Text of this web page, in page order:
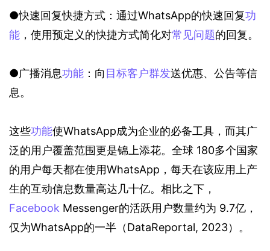
●快速回复快捷方式：通过WhatsApp的快速回复功
能 ，使用预定义的快捷方式简化对常见问题的回复。
●广播消息功能 ：向 目标客户群发送优惠、公告等信
息。
这些功能使WhatsApp成为企业的必备工具，而其广
泛的用户覆盖范围更是锦上添花。全球 180多个国家
的用户每天都在使用WhatsApp，每天在该应用上产
生的互动信息数量高达几十亿。相比之下，
Facebook Messenger的活跃用户数量约为 9.7亿，
仅为WhatsApp的一半（DataReportal, 2023）。